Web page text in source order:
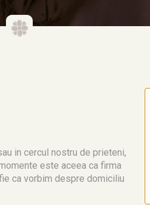
in cercul nostru de prieteni,
este aceea ca firma
ca vorbim despre domiciliu